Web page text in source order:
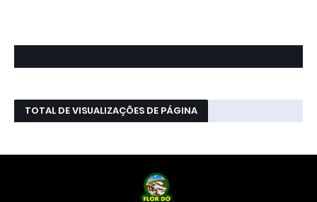
TOTAL DE VISUALIZAÇÕES DE PÁGINA